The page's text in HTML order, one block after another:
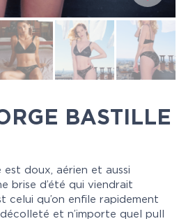
BASTILLE
doux, aérien et aussi
brise d’été qui viendrait
celui qu’on enfile rapidement
et n’importe quel pull